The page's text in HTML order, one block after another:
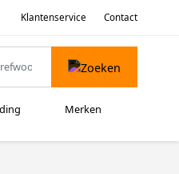
Klantenservice Contact
Merken